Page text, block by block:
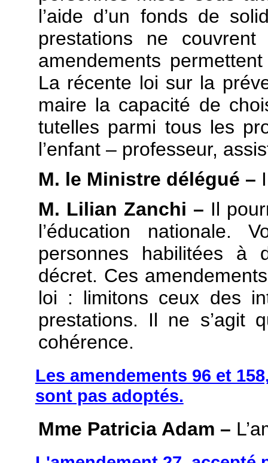
l’aide d’un fonds de
prestations ne
amendements
La récente loi sur la
maire la capacité de
tutelles parmi tous les
l’enfant – professeur,
M. le Ministre délégué –
M. Lilian Zanchi – Il
l’éducation nationale.
personnes habilitées à
décret. Ces
loi : limitons ceux des
prestations. Il ne s’agit
cohérence.
Les amendements 96 et
sont pas adoptés.
Mme Patricia Adam –